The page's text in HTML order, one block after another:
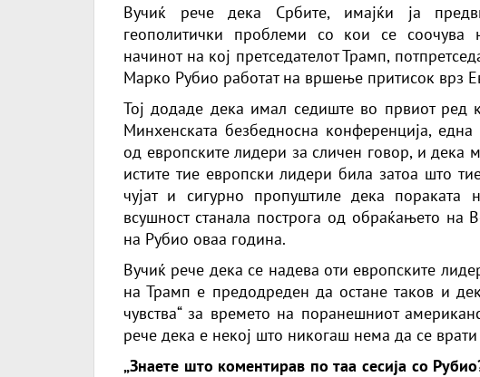
Вучиќ рече дека Србите, имајќи ја
геополитички проблеми со кои се соочува
начинот на кој претседателот Трамп,
Марко Рубио работат на вршење притисок врз
Тој додаде дека имал седиште во првиот ред
Минхенската безбедносна конференција,
од европските лидери за сличен говор, и дека
истите тие европски лидери била затоа што
чујат и сигурно пропуштиле дека
всушност станала построга од обраќањето
на Рубио оваа година.
Вучиќ рече дека се надева оти европските
на Трамп е предодреден да остане таков и
чувства“ за времето на поранешниот
рече дека е некој што никогаш нема да се врати
„Знаете што коментирав по таа сесија со